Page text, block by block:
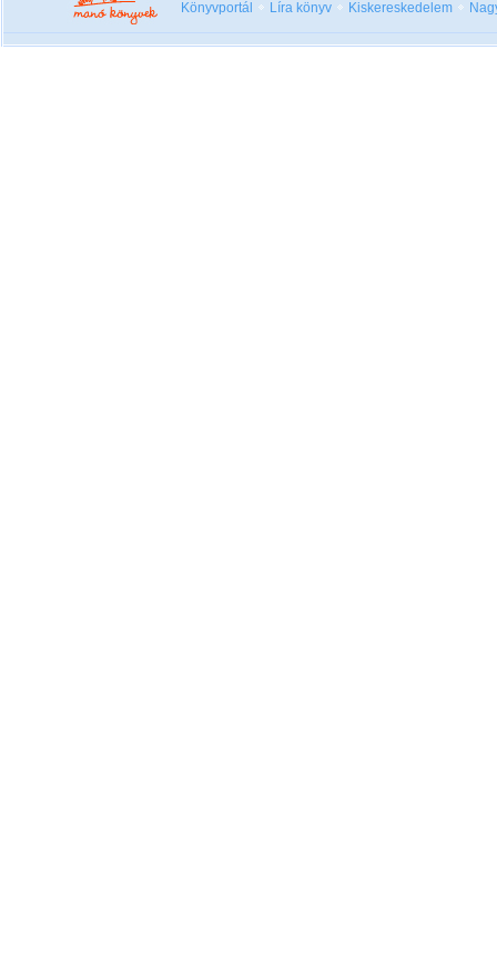
Könyvportál Líra könyv Kiskereskedelem